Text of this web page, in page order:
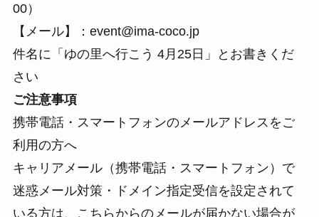
00）
【メール】：event@ima-coco.jp
件名に「ゆの里へ行こう 4月25日」とお書きくだ
さい
ご注意事項
携帯電話・スマートフォンのメールアドレスをご
利用の方へ
キャリアメール（携帯電話・スマートフォン）で
迷惑メール対策・ドメイン指定受信を設定されて
いる方は、こちらからのメールが届かない場合が